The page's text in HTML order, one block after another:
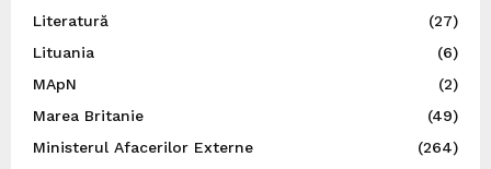
Literatură
(27)
Lituania
(6)
MApN
(2)
Marea Britanie
(49)
Ministerul Afacerilor Externe
(264)